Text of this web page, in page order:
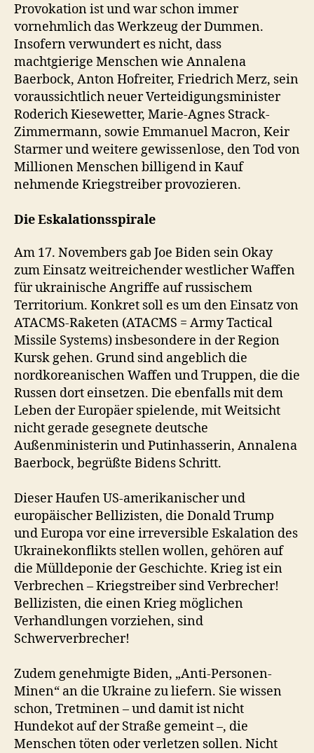
Provokation ist und war schon immer
vornehmlich das Werkzeug der Dummen.
Insofern verwundert es nicht, dass
machtgierige Menschen wie Annalena
Baerbock, Anton Hofreiter, Friedrich Merz, sein
voraussichtlich neuer Verteidigungsminister
Roderich Kiesewetter, Marie-Agnes Strack-
Zimmermann, sowie Emmanuel Macron, Keir
Starmer und weitere gewissenlose, den Tod von
Millionen Menschen billigend in Kauf
nehmende Kriegstreiber provozieren.
Die Eskalationsspirale
Am 17. Novembers gab Joe Biden sein Okay
zum Einsatz weitreichender westlicher Waffen
für ukrainische Angriffe auf russischem
Territorium. Konkret soll es um den Einsatz von
ATACMS-Raketen (ATACMS = Army Tactical
Missile Systems) insbesondere in der Region
Kursk gehen. Grund sind angeblich die
nordkoreanischen Waffen und Truppen, die die
Russen dort einsetzen. Die ebenfalls mit dem
Leben der Europäer spielende, mit Weitsicht
nicht gerade gesegnete deutsche
Außenministerin und Putinhasserin, Annalena
Baerbock, begrüßte Bidens Schritt.
Dieser Haufen US-amerikanischer und
europäischer Bellizisten, die Donald Trump
und Europa vor eine irreversible Eskalation des
Ukrainekonflikts stellen wollen, gehören auf
die Mülldeponie der Geschichte. Krieg ist ein
Verbrechen – Kriegstreiber sind Verbrecher!
Bellizisten, die einen Krieg möglichen
Verhandlungen vorziehen, sind
Schwerverbrecher!
Zudem genehmigte Biden, „Anti-Personen-
Minen“ an die Ukraine zu liefern. Sie wissen
schon, Tretminen – und damit ist nicht
Hundekot auf der Straße gemeint –, die
Menschen töten oder verletzen sollen. Nicht